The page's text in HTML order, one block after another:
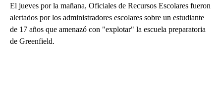
El jueves por la mañana, Oficiales de Recursos Escolares fueron
alertados por los administradores escolares sobre un estudiante
de 17 años que amenazó con "explotar" la escuela preparatoria
de Greenfield.